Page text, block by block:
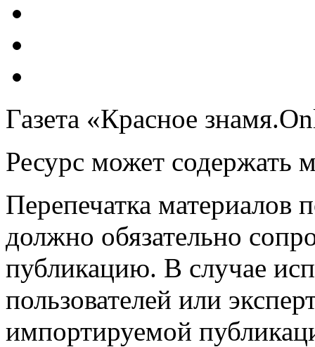
Газета «Красное
Ресурс может содержать
Перепечатка материалов
должно обязательно
публикацию. В случае
пользователей или
импортируемой